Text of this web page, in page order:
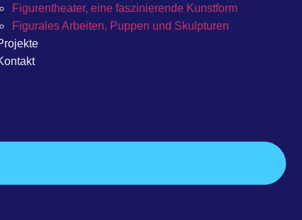
Figurentheater, eine faszinierende Kunstform
Figurales Arbeiten, Puppen und Skulpturen